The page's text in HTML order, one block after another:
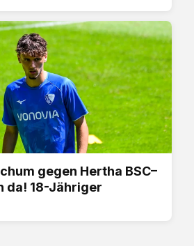
gegen Hertha BSC–
da! 18-Jähriger